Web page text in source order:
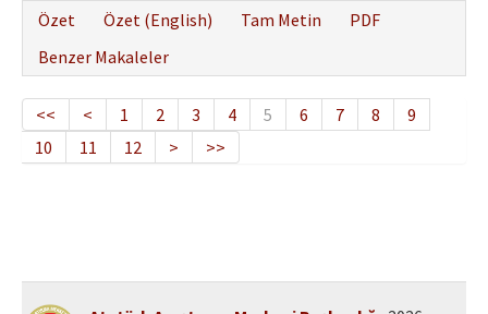
Özet
Özet (English) Tam Metin
PDF
Benzer Makaleler
<< < 1 2 3 4 5 6 7 8
9
10
11 12 > >>